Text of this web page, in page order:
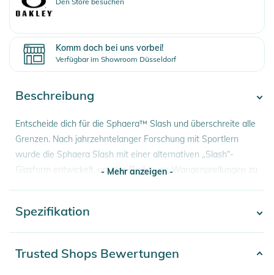
Komm doch bei uns vorbei!
Verfügbar im Showroom Düsseldorf
Beschreibung
Entscheide dich für die Sphaera™ Slash und überschreite alle
Grenzen. Nach jahrzehntelanger Forschung mit Sportlern
wurde die Sphaera Slash mit einer alternativen „Slash“-
Glasform entwickelt, um das Risiko von Wangenprellungen zu
optimieren. Die vordere Belüftungsöffnung am Gestell sorgt
für eine verbesserte Luftzirkulation, während Nasenpads aus
Rutschhemmung und müheloses Tragen mit
- Mehr anzeigen -
Spezifikation
Trusted Shops Bewertungen